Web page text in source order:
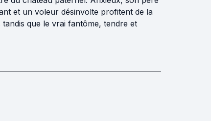
et un voleur désinvolte profitent de la
que le vrai fantôme, tendre et